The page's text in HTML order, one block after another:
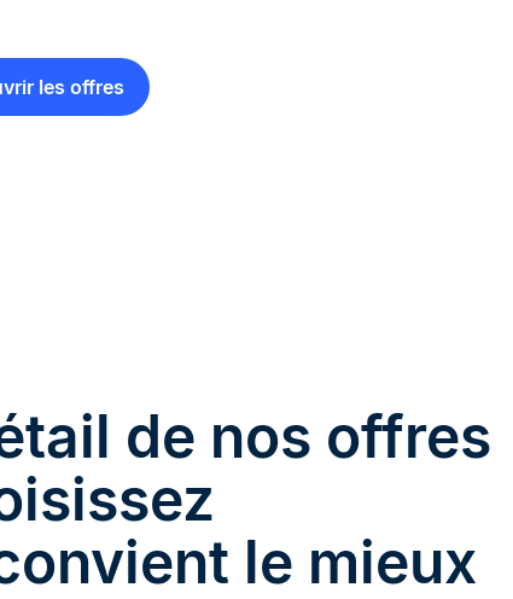
les offres
de nos offres
le mieux